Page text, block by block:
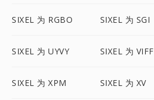
SIXEL 为 RGBO SIXEL 为 SGI
SIXEL 为 UYVY SIXEL 为 VIFF
SIXEL 为 XPM SIXEL 为 XV